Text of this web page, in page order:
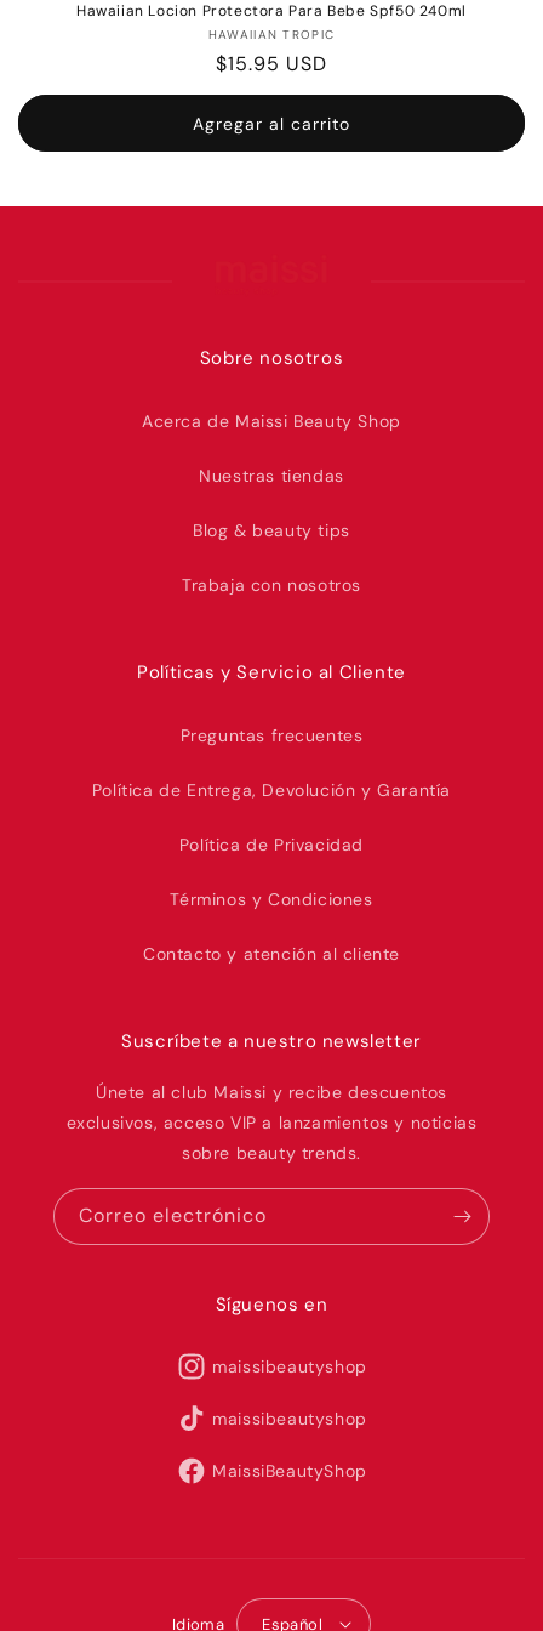
Hawaiian Locion Protectora Para Bebe Spf50 240ml
Proveedor:
HAWAIIAN TROPIC
Precio
habitual
$15.95 USD
Agregar al carrito
Sobre nosotros
Acerca de Maissi Beauty Shop
Nuestras tiendas
Blog & beauty tips
Trabaja con nosotros
Políticas y Servicio al Cliente
Preguntas frecuentes
Política de Entrega, Devolución y Garantía
Política de Privacidad
Términos y Condiciones
Contacto y atención al cliente
Suscríbete a nuestro newsletter
Únete al club Maissi y recibe descuentos
exclusivos, acceso VIP a lanzamientos y noticias
sobre beauty trends.
Correo electrónico
Síguenos en
maissibeautyshop
maissibeautyshop
MaissiBeautyShop
Idioma Español